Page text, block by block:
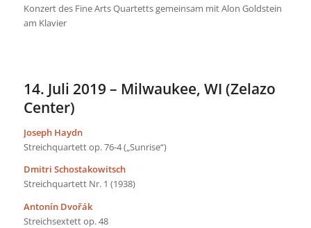
Konzert des Fine Arts Quartetts gemeinsam mit Alon Goldstein
am Klavier
14. Juli 2019 – Milwaukee, WI (Zelazo
Center)
Joseph Haydn
Streichquartett op. 76-4 („Sunrise“)
Dmitri Schostakowitsch
Streichquartett Nr. 1 (1938)
Antonín Dvořák
Streichsextett op. 48